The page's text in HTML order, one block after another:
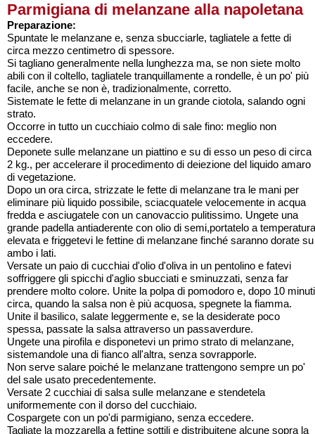
Parmigiana di melanzane alla napoletana
Preparazione:
Spuntate le melanzane e, senza sbucciarle, tagliatele a fette di
circa mezzo centimetro di spessore.
Si tagliano generalmente nella lunghezza ma, se non siete molto
abili con il coltello, tagliatele tranquillamente a rondelle, è un po' più
facile, anche se non è, tradizionalmente, corretto.
Sistemate le fette di melanzane in un grande ciotola, salando ogni
strato.
Occorre in tutto un cucchiaio colmo di sale fino: meglio non
eccedere.
Deponete sulle melanzane un piattino e su di esso un peso di circa
2 kg., per accelerare il procedimento di deiezione del liquido amaro
di vegetazione.
Dopo un ora circa, strizzate le fette di melanzane tra le mani per
eliminare più liquido possibile, sciacquatele velocemente in acqua
fredda e asciugatele con un canovaccio pulitissimo. Ungete una
grande padella antiaderente con olio di semi,portatelo a temperatura
elevata e friggetevi le fettine di melanzane finché saranno dorate su
ambo i lati.
Versate un paio di cucchiai d'olio d'oliva in un pentolino e fatevi
soffriggere gli spicchi d'aglio sbucciati e sminuzzati, senza far
prendere molto colore. Unite la polpa di pomodoro e, dopo 10 minuti
circa, quando la salsa non è più acquosa, spegnete la fiamma.
Unite il basilico, salate leggermente e, se la desiderate poco
spessa, passate la salsa attraverso un passaverdure.
Ungete una pirofila e disponetevi un primo strato di melanzane,
sistemandole una di fianco all'altra, senza sovrapporle.
Non serve salare poiché le melanzane trattengono sempre un po'
del sale usato precedentemente.
Versate 2 cucchiai di salsa sulle melanzane e stendetela
uniformemente con il dorso del cucchiaio.
Cospargete con un po'di parmigiano, senza eccedere.
Tagliate la mozzarella a fettine sottili e distribuitene alcune sopra la